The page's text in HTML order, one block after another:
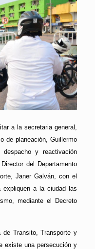
a la secretaria general,
de planeación, Guillermo
y reactivación
del Departamento
Janer Galván, con el
a la ciudad las
mediante el Decreto
de Transito, Transporte y
existe una persecución y